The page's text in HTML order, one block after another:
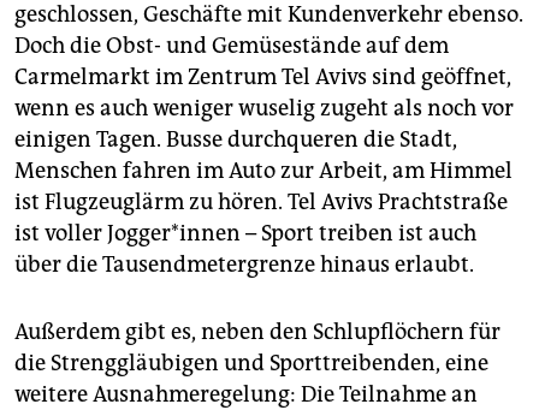
geschlossen, Geschäfte mit Kundenverkehr ebenso.
Doch die Obst- und Gemüsestände auf dem
Carmelmarkt im Zentrum Tel Avivs sind geöffnet,
wenn es auch weniger wuselig zugeht als noch vor
einigen Tagen. Busse durchqueren die Stadt,
Menschen fahren im Auto zur Arbeit, am Himmel
ist Flugzeuglärm zu hören. Tel Avivs Prachtstraße
ist voller Jogger*innen – Sport treiben ist auch
über die Tausendmetergrenze hinaus erlaubt.
Außerdem gibt es, neben den Schlupflöchern für
die Strenggläubigen und Sporttreibenden, eine
weitere Ausnahmeregelung: Die Teilnahme an